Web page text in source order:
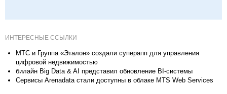
ИНТЕРЕСНЫЕ ССЫЛКИ
МТС и Группа «Эталон» создали суперапп для управления
цифровой недвижимостью
билайн Big Data & AI представил обновление BI-системы
Сервисы Arenadata стали доступны в облаке MTS Web Services